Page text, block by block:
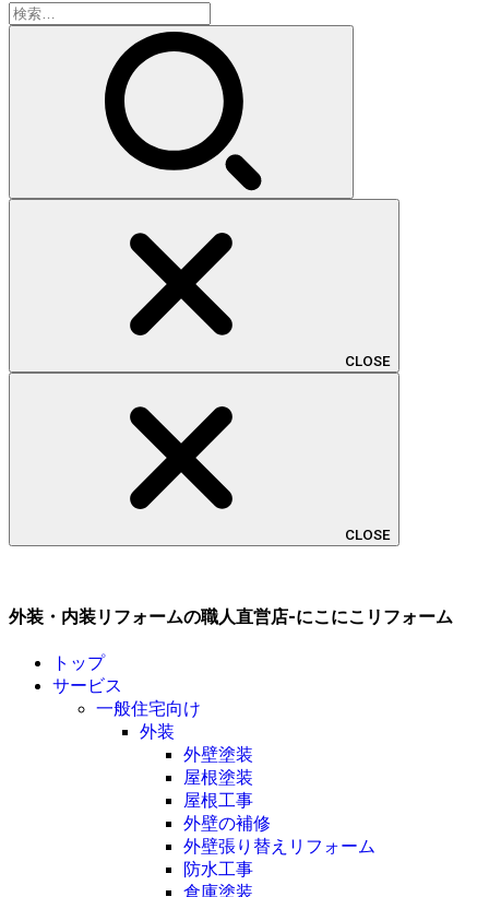
検
索:
CLOSE
CLOSE
外装・内装リフォームの職人直営店-にこにこリフォーム
トップ
サービス
一般住宅向け
外装
外壁塗装
屋根塗装
屋根工事
外壁の補修
外壁張り替えリフォーム
防水工事
倉庫塗装